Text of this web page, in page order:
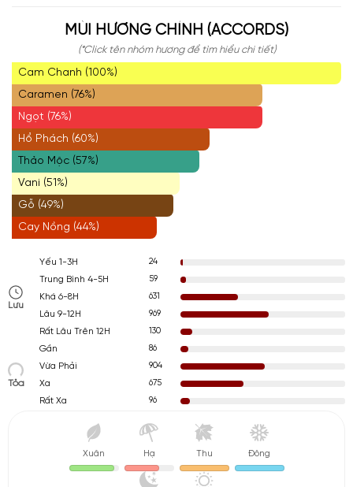
MÙI HƯƠNG CHÍNH (ACCORDS)
(*Click tên nhóm hương để tìm hiểu chi tiết)
Cam Chanh (100%)
Caramen (76%)
Ngọt (76%)
Hổ Phách (60%)
Thảo Mộc (57%)
Vani (51%)
Gỗ (49%)
Cay Nồng (44%)
Lưu
Yếu 1-3H
24
Trung Bình 4-5H
59
Khá 6-8H
631
Lâu 9-12H
969
Rất Lâu Trên 12H
130
Tỏa
Gần
86
Vừa Phải
904
Xa
675
Rất Xa
96
Xuân Hạ Thu Đông